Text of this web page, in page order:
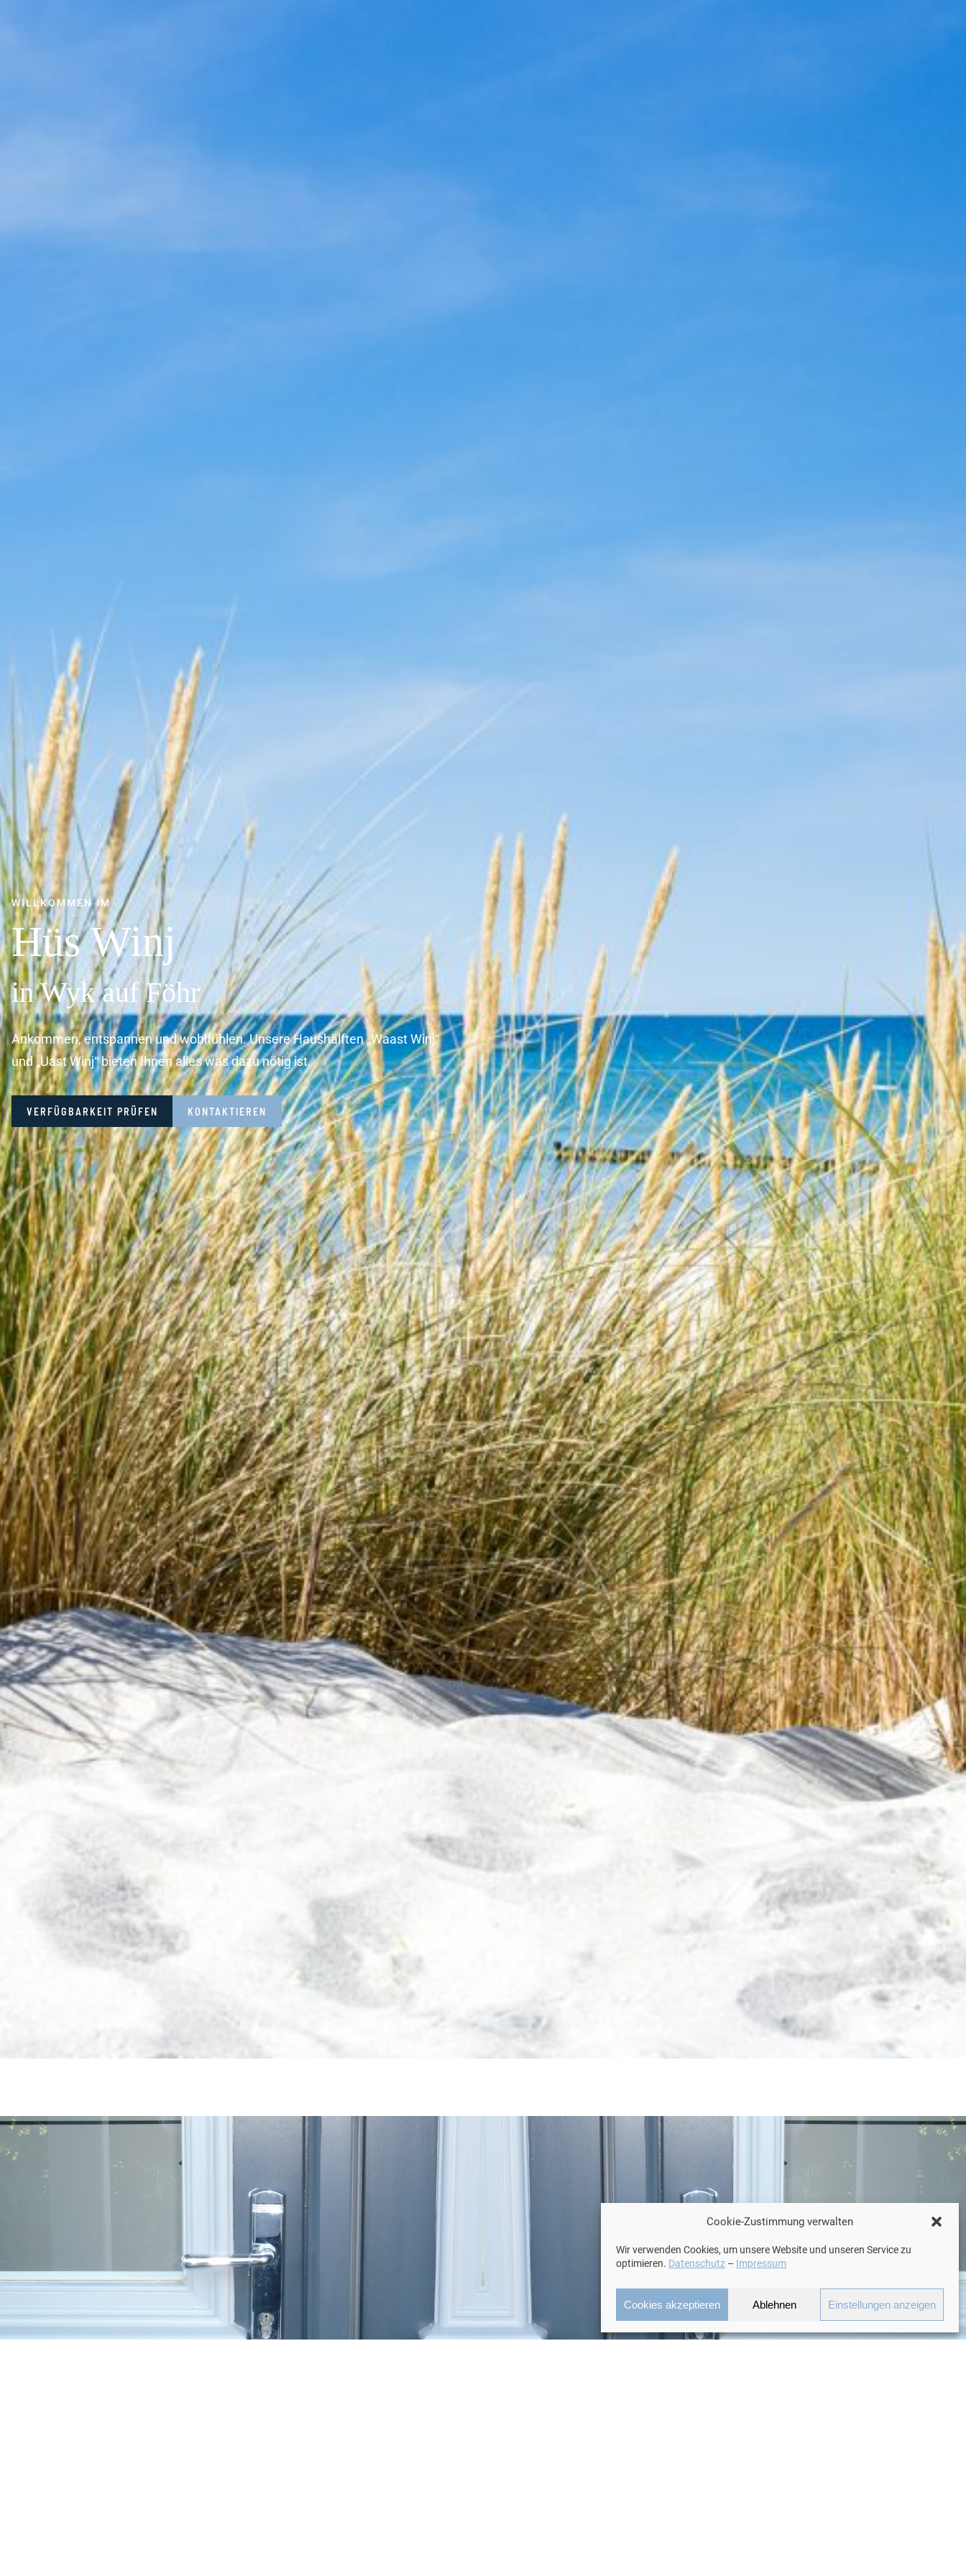
Cookie-Zustimmung verwalten
Wir verwenden Cookies, um unsere Website und unseren Service zu
optimieren. Datenschutz – Impressum
Cookies akzeptieren Ablehnen Einstellungen anzeigen
WILLKOMMEN IM
Hüs Winj
in Wyk auf Föhr
Ankommen, entspannen und wohlfühlen. Unsere Haushälften „Waast Winj“
und „Uast Winj“ bieten Ihnen alles was dazu nötig ist.
VERFÜGBARKEIT PRÜFEN KONTAKTIEREN